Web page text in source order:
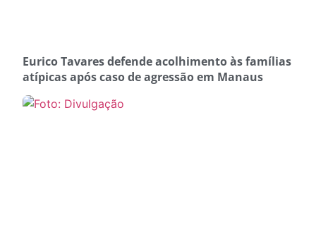
Eurico Tavares defende acolhimento às famílias
atípicas após caso de agressão em Manaus